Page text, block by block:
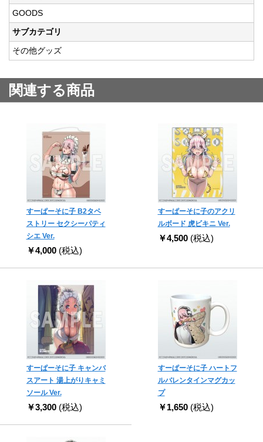
GOODS
サブカテゴリ
その他グッズ
関連する商品
すーぱーそに子 B2タペ
ストリー セクシーパティ
シエ Ver.
￥4,000 (税込)
すーぱーそに子のアクリ
ルボード 虎ビキニ Ver.
￥4,500 (税込)
すーぱーそに子 キャンバ
スアート 湯上がりキャミ
ソール Ver.
￥3,300 (税込)
すーぱーそに子 ハートフ
ルバレンタインマグカッ
プ
￥1,650 (税込)